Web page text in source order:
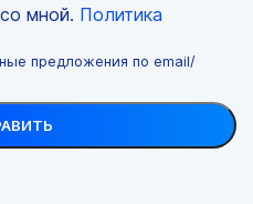
мной. Политика
предложения по email/